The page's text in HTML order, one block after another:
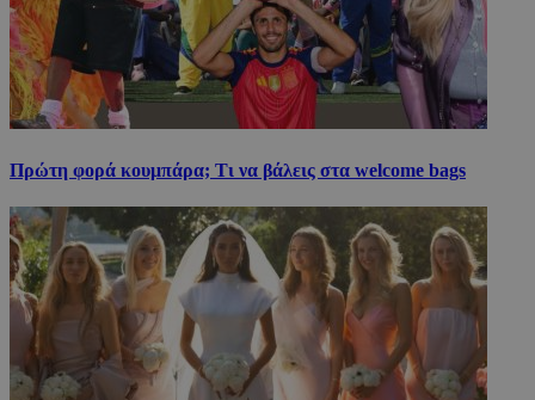
Πρώτη φορά κουμπάρα; Τι να βάλεις στα welcome bags